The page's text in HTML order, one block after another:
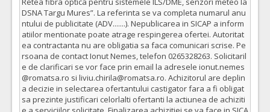
DSNA Targu Mures”. La referinta se va completa numarul anu
ntului de publicitate (ADV.......). Nepublicarea in SICAP a inform
atiilor mentionate poate atrage respingerea ofertei. Autoritat
ea contractanta nu are obligatia sa faca comunicari scrise. Pe
rsoana de contact Ionut Nemes, telefon 0265328263. Solicitaril
e de clarificari se vor face prin email la adresele ionut.nemes
@romatsa.ro si liviu.chirila@romatsa.ro. Achizitorul are deplin
a decizie in selectarea ofertantului castigator fara a fi obligat
sa prezinte justificari celorlalti ofertanti la actiunea de achiziti